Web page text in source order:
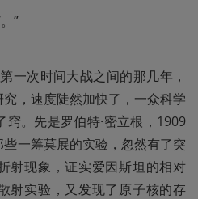
”
一次时间大战之间的那几年，
，速度陡然加快了，一众科学
。先是罗伯特·密立根，1909
一筹莫展的实验，忽然有了突
射现象，证实爱因斯坦的相对
射实验，又发现了原子核的存